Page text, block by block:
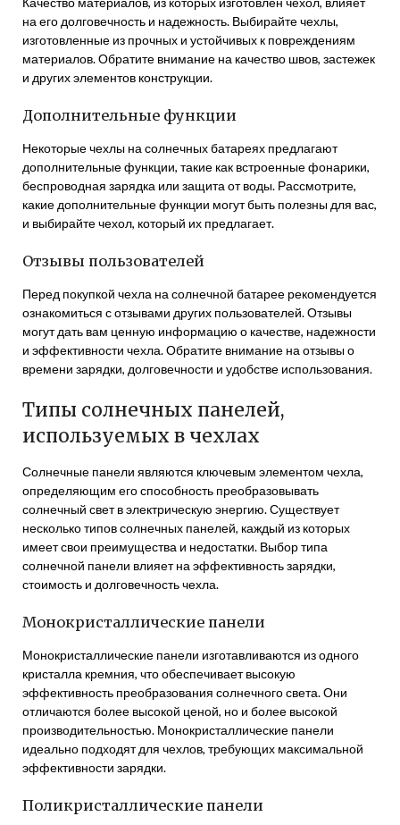
на его долговечность и надежность. Выбирайте чехлы,
изготовленные из прочных и устойчивых к повреждениям
материалов. Обратите внимание на качество швов, застежек
и других элементов конструкции.
Дополнительные функции
Некоторые чехлы на солнечных батареях предлагают
дополнительные функции, такие как встроенные фонарики,
беспроводная зарядка или защита от воды. Рассмотрите,
какие дополнительные функции могут быть полезны для вас,
и выбирайте чехол, который их предлагает.
Отзывы пользователей
Перед покупкой чехла на солнечной батарее рекомендуется
ознакомиться с отзывами других пользователей. Отзывы
могут дать вам ценную информацию о качестве, надежности
и эффективности чехла. Обратите внимание на отзывы о
времени зарядки, долговечности и удобстве использования.
Типы солнечных панелей,
используемых в чехлах
Солнечные панели являются ключевым элементом чехла,
определяющим его способность преобразовывать
солнечный свет в электрическую энергию. Существует
несколько типов солнечных панелей, каждый из которых
имеет свои преимущества и недостатки. Выбор типа
солнечной панели влияет на эффективность зарядки,
стоимость и долговечность чехла.
Монокристаллические панели
Монокристаллические панели изготавливаются из одного
кристалла кремния, что обеспечивает высокую
эффективность преобразования солнечного света. Они
отличаются более высокой ценой, но и более высокой
производительностью. Монокристаллические панели
идеально подходят для чехлов, требующих максимальной
эффективности зарядки.
Поликристаллические панели